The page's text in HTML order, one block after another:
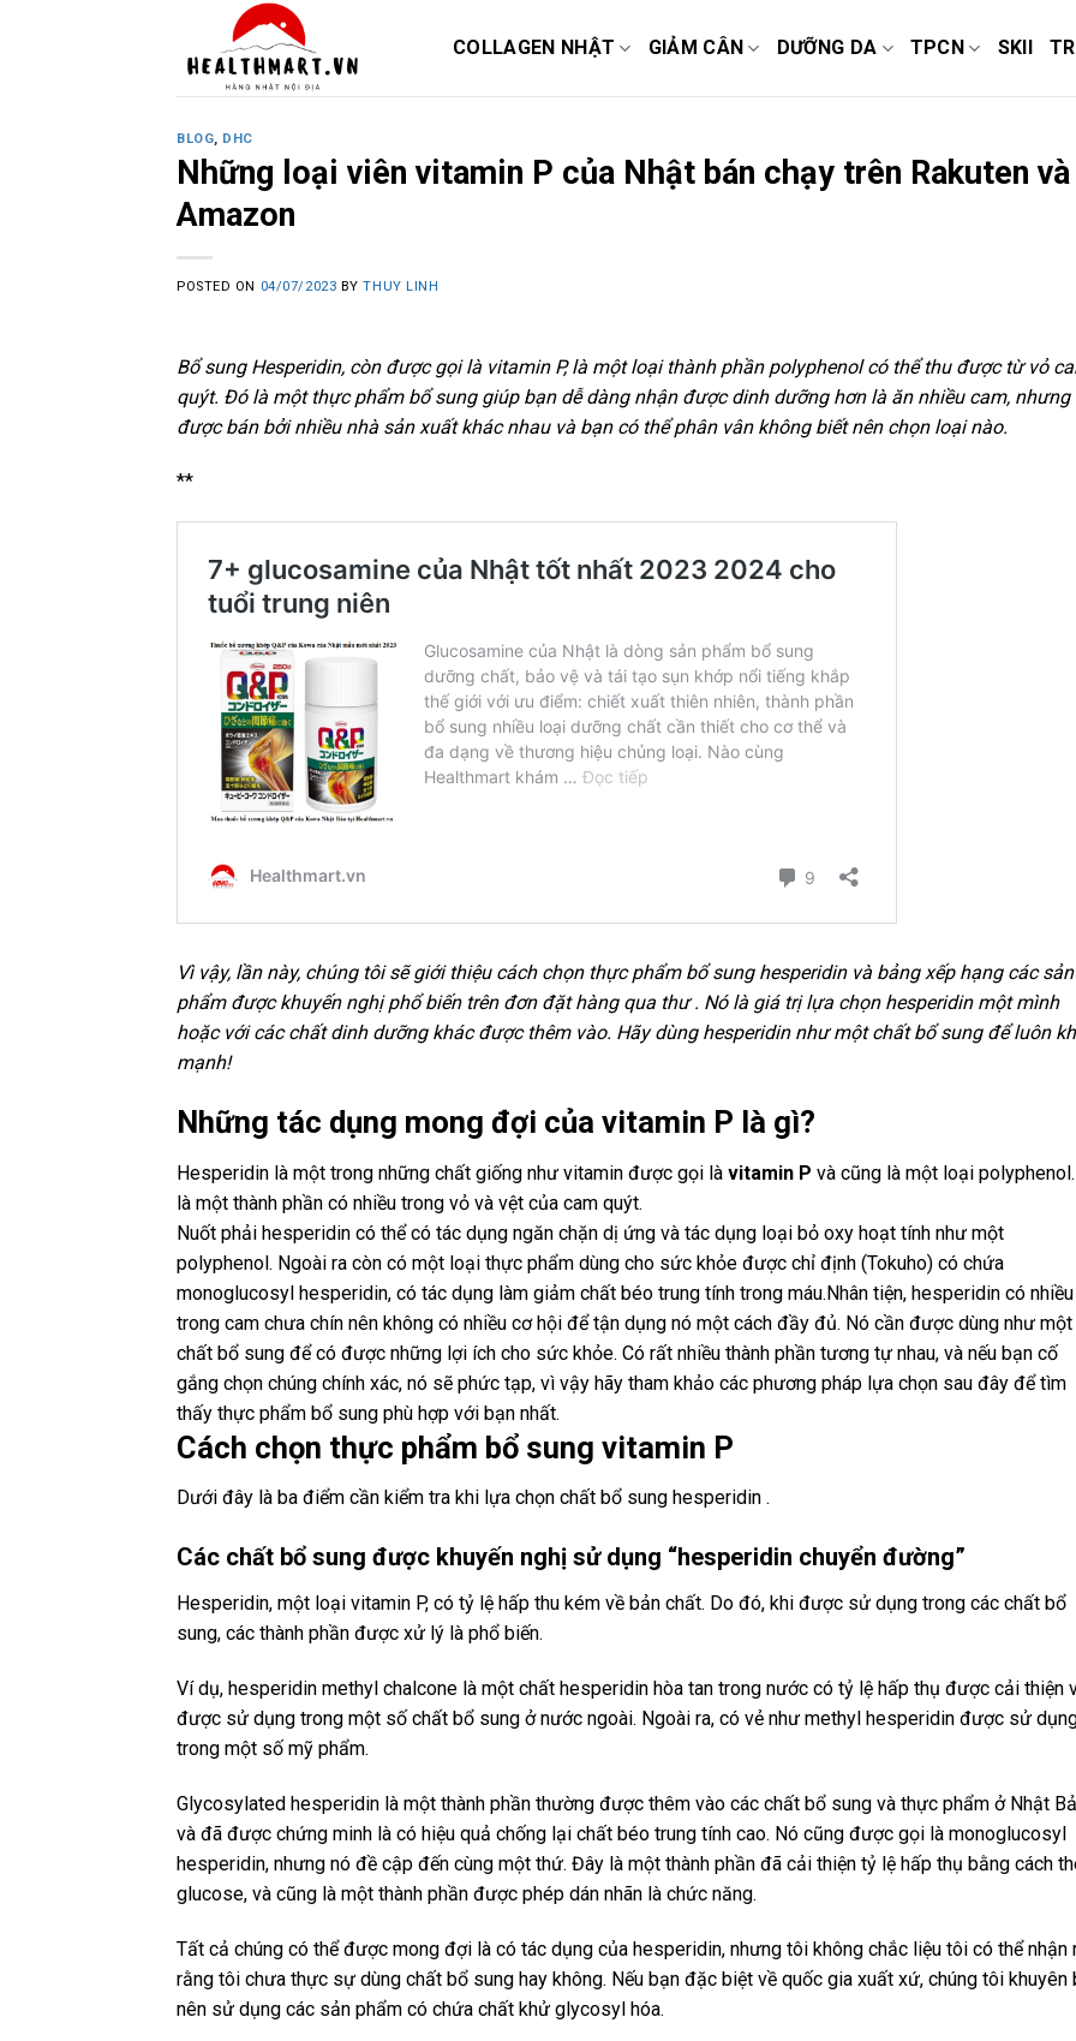
COLLAGEN NHẬT GIẢM CÂN DƯỠNG DA TPCN SKII
BLOG, DHC
Những loại viên vitamin P của Nhật bán chạy trên Rakuten và
Amazon
POSTED ON 04/07/2023 BYTHUY LINH
Bổ sung Hesperidin, còn được gọi là vitamin P, là một loại thành phần polyphenol có thể thu được từ vỏ
quýt. Đó là một thực phẩm bổ sung giúp bạn dễ dàng nhận được dinh dưỡng hơn là ăn nhiều cam, nhưng
được bán bởi nhiều nhà sản xuất khác nhau và bạn có thể phân vân không biết nên chọn loại nào.
**
Vì vậy, lần này, chúng tôi sẽ giới thiệu cách chọn thực phẩm bổ sung hesperidin và bảng xếp hạng các sản
phẩm được khuyến nghị phổ biến trên đơn đặt hàng qua thư . Nó là giá trị lựa chọn hesperidin một mình
hoặc với các chất dinh dưỡng khác được thêm vào. Hãy dùng hesperidin như một chất bổ sung để luôn
mạnh!
Những tác dụng mong đợi của vitamin P là gì?
Hesperidin là một trong những chất giống như vitamin được gọi là vitamin P và cũng là một loại
là một thành phần có nhiều trong vỏ và vệt của cam quýt.
Nuốt phải hesperidin có thể có tác dụng ngăn chặn dị ứng và tác dụng loại bỏ oxy hoạt tính như một
polyphenol. Ngoài ra còn có một loại thực phẩm dùng cho sức khỏe được chỉ định (Tokuho) có chứa
monoglucosyl hesperidin, có tác dụng làm giảm chất béo trung tính trong máu.Nhân tiện, hesperidin có nhiều
trong cam chưa chín nên không có nhiều cơ hội để tận dụng nó một cách đầy đủ. Nó cần được dùng như một
chất bổ sung để có được những lợi ích cho sức khỏe. Có rất nhiều thành phần tương tự nhau, và nếu bạn cố
gắng chọn chúng chính xác, nó sẽ phức tạp, vì vậy hãy tham khảo các phương pháp lựa chọn sau đây để tìm
thấy thực phẩm bổ sung phù hợp với bạn nhất.
Cách chọn thực phẩm bổ sung vitamin P
Dưới đây là ba điểm cần kiểm tra khi lựa chọn chất bổ sung hesperidin .
Các chất bổ sung được khuyến nghị sử dụng “hesperidin chuyển đường”
Hesperidin, một loại vitamin P, có tỷ lệ hấp thu kém về bản chất. Do đó, khi được sử dụng trong các chất bổ
sung, các thành phần được xử lý là phổ biến.
Ví dụ, hesperidin methyl chalcone là một chất hesperidin hòa tan trong nước có tỷ lệ hấp thụ được cải thiện
được sử dụng trong một số chất bổ sung ở nước ngoài. Ngoài ra, có vẻ như methyl hesperidin được sử
trong một số mỹ phẩm.
Glycosylated hesperidin là một thành phần thường được thêm vào các chất bổ sung và thực phẩm ở Nhật
và đã được chứng minh là có hiệu quả chống lại chất béo trung tính cao. Nó cũng được gọi là monoglucosyl
hesperidin, nhưng nó đề cập đến cùng một thứ. Đây là một thành phần đã cải thiện tỷ lệ hấp thụ bằng cách
glucose, và cũng là một thành phần được phép dán nhãn là chức năng.
Tất cả chúng có thể được mong đợi là có tác dụng của hesperidin, nhưng tôi không chắc liệu tôi có thể nhận
rằng tôi chưa thực sự dùng chất bổ sung hay không. Nếu bạn đặc biệt về quốc gia xuất xứ, chúng tôi khuyên
nên sử dụng các sản phẩm có chứa chất khử glycosyl hóa.